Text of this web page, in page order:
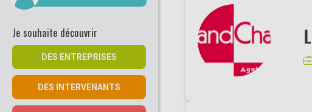
Je souhaite découvrir
DES ENTREPRISES
DES INTERVENANTS